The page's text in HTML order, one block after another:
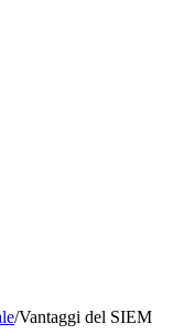
/Vantaggi del SIEM